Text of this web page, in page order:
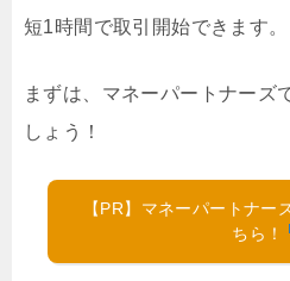
短1時間で取引開始できます。
まずは、マネーパートナーズ
しょう！
【PR】マネーパートナー
ちら！